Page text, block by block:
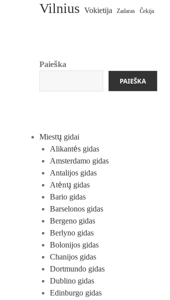
Vilnius Vokietija Zadaras Čekija
Paieška
PAIEŠKA
Miestų gidai
Alikantės gidas
Amsterdamo gidas
Antalijos gidas
Atėnų gidas
Bario gidas
Barselonos gidas
Bergeno gidas
Berlyno gidas
Bolonijos gidas
Chanijos gidas
Dortmundo gidas
Dublino gidas
Edinburgo gidas